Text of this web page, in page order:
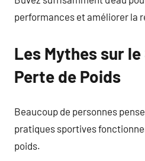
performances et améliorer la
Les Mythes sur
Perte de Poids
Beaucoup de personnes
pratiques sportives
poids.